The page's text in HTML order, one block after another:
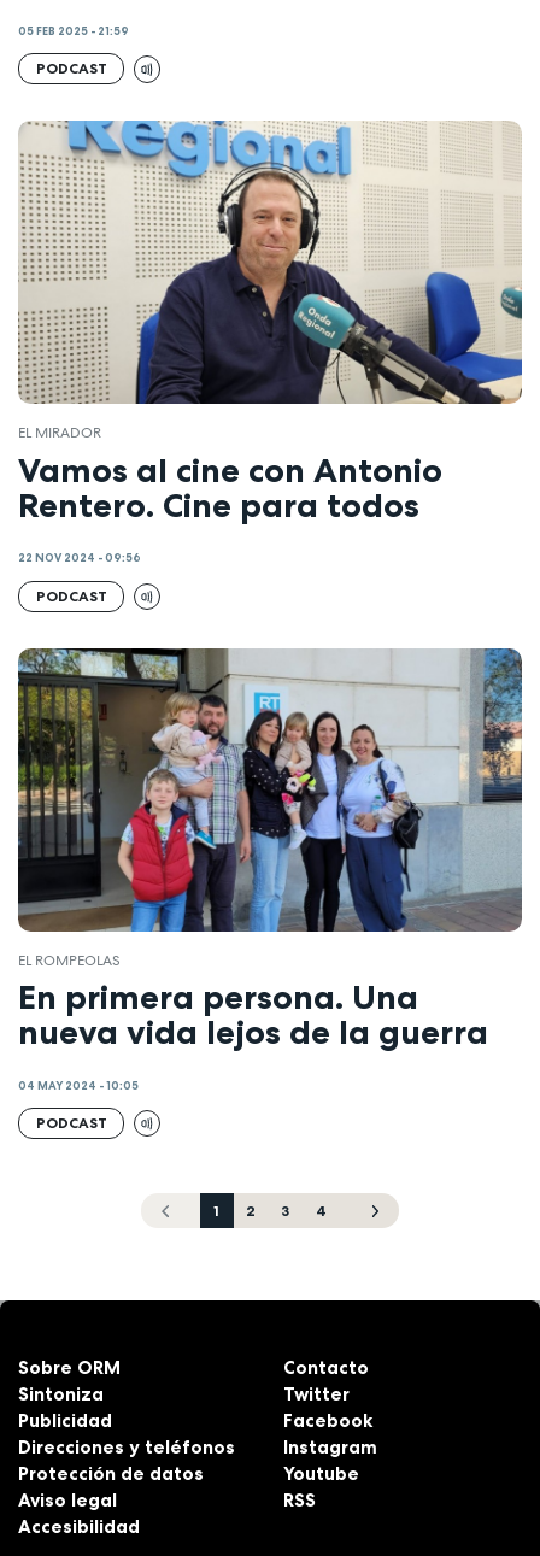
05 FEB 2025 - 21:59
PODCAST
EL MIRADOR
Vamos al cine con Antonio
Rentero. Cine para todos
22 NOV 2024 - 09:56
PODCAST
EL ROMPEOLAS
En primera persona. Una
nueva vida lejos de la guerra
04 MAY 2024 - 10:05
PODCAST
1 2 3 4
Sobre ORM
Sintoniza
Publicidad
Direcciones y teléfonos
Protección de datos
Aviso legal
Accesibilidad
Contacto
Twitter
Facebook
Instagram
Youtube
RSS